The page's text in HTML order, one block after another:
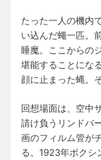
たった一人の機内
い込んだ蠅一匹。
睡魔。ここからの
堪能することにな
顔に止まった蝿。
回想場面は、空中
請け負うリンドバ
画のフィルム管が
る。1923年ボクシ